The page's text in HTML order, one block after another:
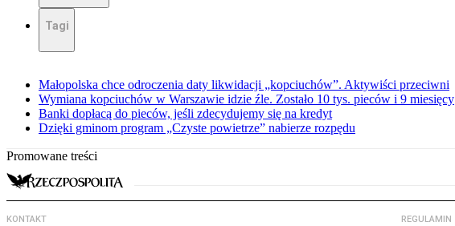
Tagi
Małopolska chce odroczenia daty likwidacji „kopciuchów”. Aktywiści przeciwni
Wymiana kopciuchów w Warszawie idzie źle. Zostało 10 tys. pieców i 9 miesięcy
Banki dopłacą do pieców, jeśli zdecydujemy się na kredyt
Dzięki gminom program „Czyste powietrze” nabierze rozpędu
Promowane treści
KONTAKT REGULAMIN